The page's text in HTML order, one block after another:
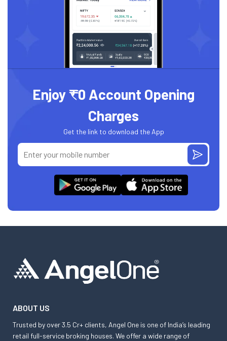
Enjoy ₹0 Account Opening
Charges
Get the link to download the App
ABOUT US
Trusted by over 3.5 Cr+ clients, Angel One is one of India’s leading
retail full-service broking houses. We offer a wide range of